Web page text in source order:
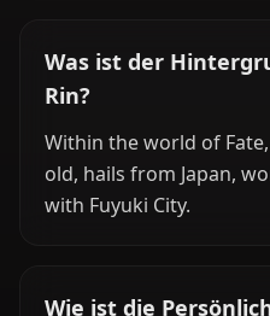
Was ist der
Rin?
Within the world of
old, hails from Japan,
with Fuyuki City.
Wie ist die